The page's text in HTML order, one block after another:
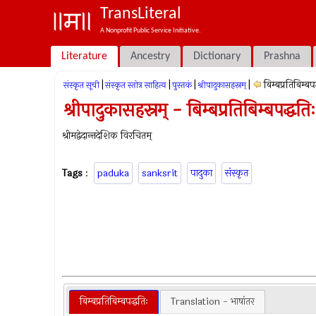
TransLiteral
A Nonprofit Public Service Initiative.
Literature Ancestry Dictionary Prashna
संस्कृत सूची संस्कृत स्तोत्र साहित्य पुस्तकं श्रीपादुकासहस्रम्
श्रीपादुकासहस्रम् - बिम्बप्रतिबिम्बपद्धतिः
श्रीमद्वेदान्तदेशिक विरचितम्
Tags : paduka sanksrit पादुका संस्कृत
बिम्बप्रतिबिम्बपद्धतिः Translation - भाषांतर